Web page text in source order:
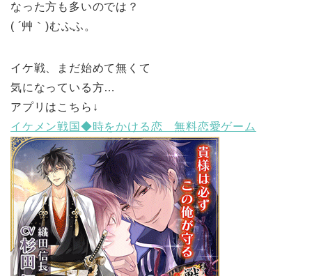
なった方も多いのでは？
( ´艸｀)むふふ。
イケ戦、まだ始めて無くて
気になっている方…
アプリはこちら↓
イケメン戦国◆時をかける恋 無料恋愛ゲーム